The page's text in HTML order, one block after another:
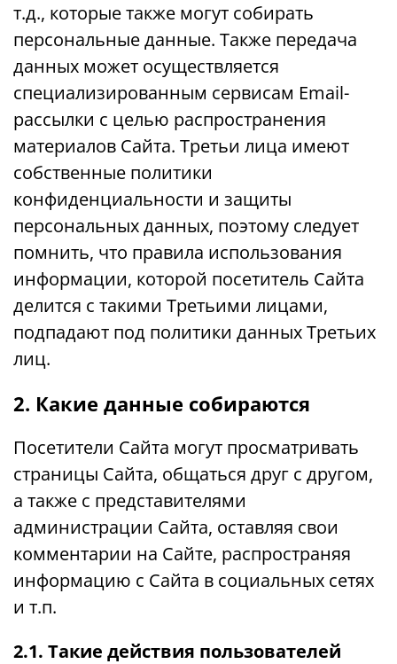
т.д., которые также могут собирать
персональные данные. Также передача
данных может осуществляется
специализированным сервисам Еmail-
рассылки с целью распространения
материалов Сайта. Третьи лица имеют
собственные политики
конфиденциальности и защиты
персональных данных, поэтому следует
помнить, что правила использования
информации, которой посетитель Сайта
делится с такими Третьими лицами,
подпадают под политики данных Третьих
лиц.
2. Какие данные собираются
Посетители Сайта могут просматривать
страницы Сайта, общаться друг с другом,
а также с представителями
администрации Сайта, оставляя свои
комментарии на Сайте, распространяя
информацию с Сайта в социальных сетях
и т.п.
2.1. Такие действия пользователей